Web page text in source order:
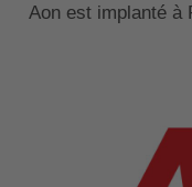
Aon est implanté à